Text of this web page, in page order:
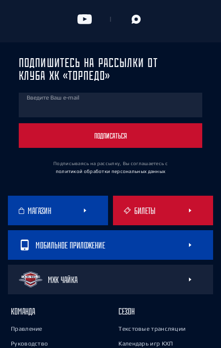
ПОДПИШИТЕСЬ НА РАССЫЛКИ ОТ
КЛУБА ХК «ТОРПЕДО»
Введите Ваш e-mail
ПОДПИСАТЬСЯ
Подписываясь на рассылку, Вы соглашаетесь с
политикой обработки персональных данных
МАГАЗИН БИЛЕТЫ
МОБИЛЬНОЕ ПРИЛОЖЕНИЕ
МХК ЧАЙКА
КОМАНДА
Правление
Руководство
СЕЗОН
Текстовые трансляции
Календарь игр КХЛ